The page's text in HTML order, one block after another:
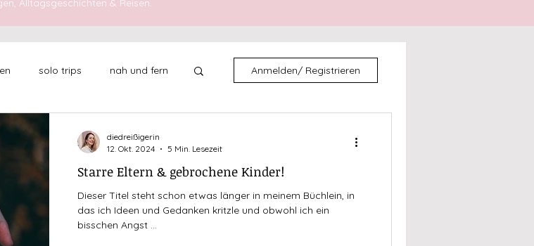
Alltagsgeschichten & Reisen.
solo trips nah und fern
mit mir
then vs now
Anmelden/ Registrieren
Starre Eltern & gebrochene Kinder!
Dieser Titel steht schon etwas länger in meinem Büchlein, in
das ich Ideen und Gedanken kritzle und obwohl ich ein
bisschen Angst ...
diedreißigerin
12. Okt. 2024
5 Min. Lesezeit